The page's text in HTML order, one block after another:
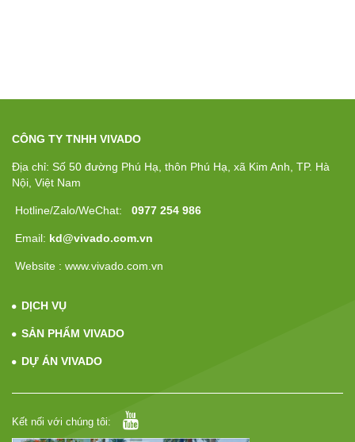
CÔNG TY TNHH VIVADO
Địa chỉ: Số 50 đường Phú Hạ, thôn Phú Hạ, xã Kim Anh, TP. Hà
Nội, Việt Nam
Hotline/Zalo/WeChat: 0977 254 986
Email: kd@vivado.com.vn
Website : www.vivado.com.vn
DỊCH VỤ
SẢN PHẨM VIVADO
DỰ ÁN VIVADO
Kết nối với chúng tôi: